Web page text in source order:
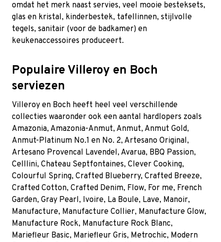
omdat het merk naast servies, veel mooie besteksets,
glas en kristal, kinderbestek, tafellinnen, stijlvolle
tegels, sanitair (voor de badkamer) en
keukenaccessoires produceert.
Populaire Villeroy en Boch
serviezen
Villeroy en Boch heeft heel veel verschillende
collecties waaronder ook een aantal hardlopers zoals
Amazonia, Amazonia-Anmut, Anmut, Anmut Gold,
Anmut-Platinum No.1 en No. 2, Artesano Original,
Artesano Provencal Lavendel, Avarua, BBQ Passion,
Celllini, Chateau Septfontaines, Clever Cooking,
Colourful Spring, Crafted Blueberry, Crafted Breeze,
Crafted Cotton, Crafted Denim, Flow, For me, French
Garden, Gray Pearl, Ivoire, La Boule, Lave, Manoir,
Manufacture, Manufacture Collier, Manufacture Glow,
Manufacture Rock, Manufacture Rock Blanc,
Mariefleur Basic, Mariefleur Gris, Metrochic, Modern